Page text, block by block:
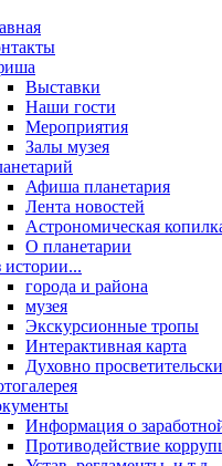
Выставки
Наши гости
Мероприятия
Залы музея
Афиша планетария
Лента новостей
Астрономическая
О планетарии
истории...
города и района
музея
Экскурсионные тропы
Интерактивная карта
Духовно
Информация о
Противодействие